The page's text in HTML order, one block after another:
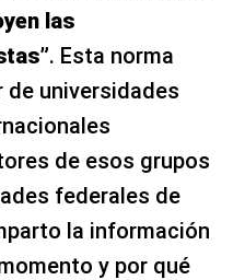
las
. Esta norma
de universidades
de esos grupos
federales de
la información
y por qué